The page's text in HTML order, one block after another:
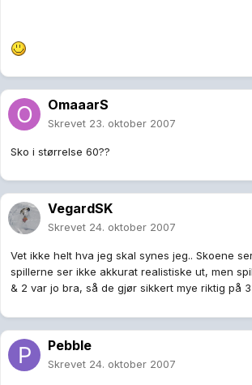
OmaaarS
Skrevet 23. oktober 2007
Sko i størrelse 60??
VegardSK
Skrevet 24. oktober 2007
Vet ikke helt hva jeg skal synes jeg.. Skoene
spillerne ser ikke akkurat realistiske ut, men
& 2 var jo bra, så de gjør sikkert mye riktig på
Pebble
Skrevet 24. oktober 2007